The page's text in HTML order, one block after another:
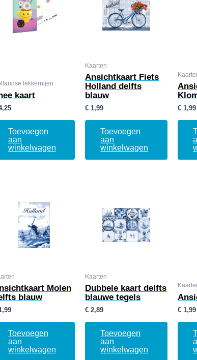
lekkernijen
kaart
Toevoegen
aan
winkelwagen
Kaarten
Ansichtkaart Fiets
Holland delfts
blauw
€ 1,99
Toevoegen
aan
winkelwagen
€ 1,99
Molen
blauw
Toevoegen
aan
winkelwagen
Kaarten
Dubbele kaart delfts
blauwe tegels
€ 2,89
Toevoegen
aan
winkelwagen
€ 1,99